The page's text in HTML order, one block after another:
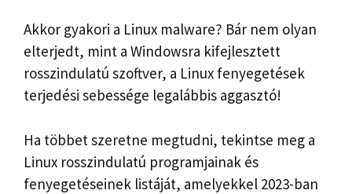
Akkor gyakori a Linux malware? Bár nem olyan
elterjedt, mint a Windowsra kifejlesztett
rosszindulatú szoftver, a Linux fenyegetések
terjedési sebessége legalábbis aggasztó!
Ha többet szeretne megtudni, tekintse meg a
Linux rosszindulatú programjainak és
fenyegetéseinek listáját, amelyekkel 2023-ban